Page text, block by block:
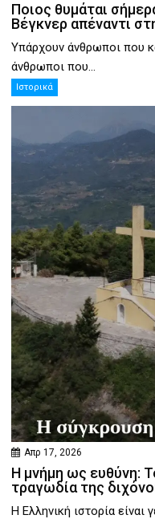
Ποιος θυμάται
Βέγκνερ απέναντι
Υπάρχουν άνθρωποι που
άνθρωποι που...
Ιστορικά
Απρ 17, 2026
Η μνήμη ως ευθύνη:
τραγωδία της
Η Ελληνική ιστορία είναι